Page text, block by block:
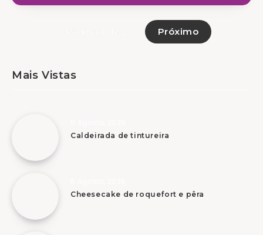
Próximo
Mais Vistas
Caldeirada de tintureira
Cheesecake de roquefort e pêra